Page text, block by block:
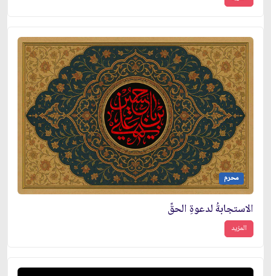
محرم
الاستجابةُ لدعوةِ الحقِّ
المزيد